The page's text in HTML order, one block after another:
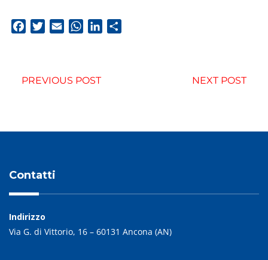
FacebookTwitterEmail WhatsApp
LinkedIn
PREVIOUS POST NEXT POST
Contatti
Indirizzo
Via G. di Vittorio, 16 – 60131 Ancona (AN)